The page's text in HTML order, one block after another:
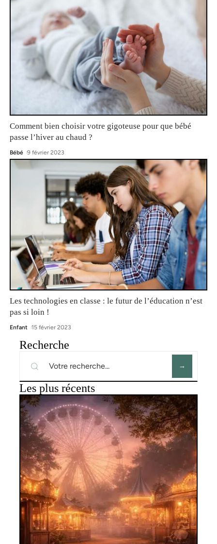
Comment bien choisir votre gigoteuse pour que bébé
passe l’hiver au chaud ?
Bébé 9 février 2023
Les technologies en classe : le futur de l’éducation n’est
pas si loin !
Enfant 15 février 2023
Recherche
Les plus récents